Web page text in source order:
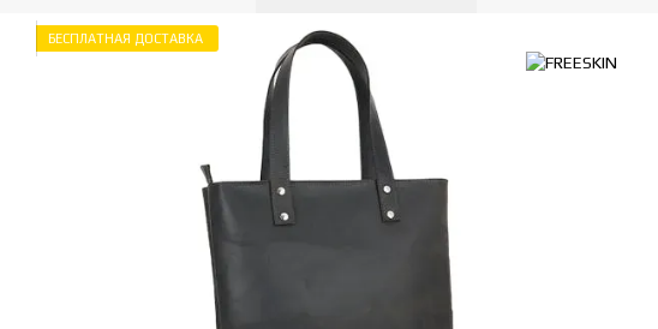
БЕСПЛАТНАЯ ДОСТАВКА